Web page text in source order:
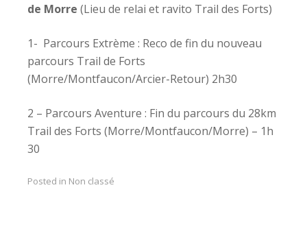
de Morre (Lieu de relai et ravito Trail des Forts)
1- Parcours Extrème : Reco de fin du nouveau
parcours Trail de Forts
(Morre/Montfaucon/Arcier-Retour) 2h30
2 – Parcours Aventure : Fin du parcours du 28km
Trail des Forts (Morre/Montfaucon/Morre) – 1h
30
Posted in Non classé